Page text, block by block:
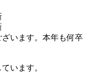
います。本年も何卒
います。